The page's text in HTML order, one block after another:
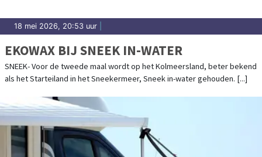
18 mei 2026, 20:53 uur
EKOWAX BIJ SNEEK IN-WATER
SNEEK- Voor de tweede maal wordt op het Kolmeersland, beter bekend
als het Starteiland in het Sneekermeer, Sneek in-water gehouden. [...]